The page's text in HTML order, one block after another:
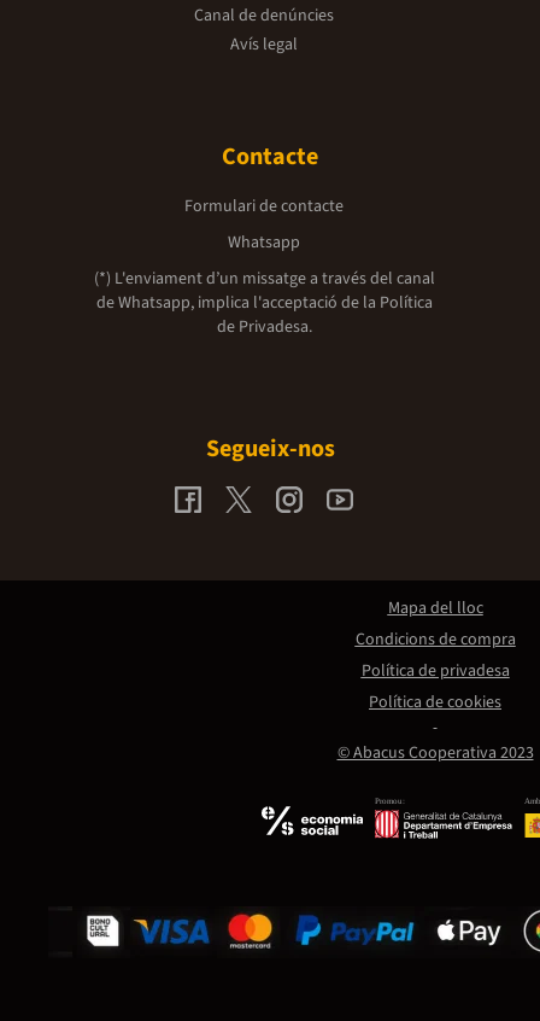
Canal de denúncies
Avís legal
Contacte
Formulari de contacte
Whatsapp
(*) L'enviament d’un missatge a través del canal
de Whatsapp, implica l'acceptació de la Política
de Privadesa.
Segueix-nos
Promou:
© Abacus Cooperativa 2023
Mapa del lloc
Condicions de compra
Política de privadesa
Política de cookies